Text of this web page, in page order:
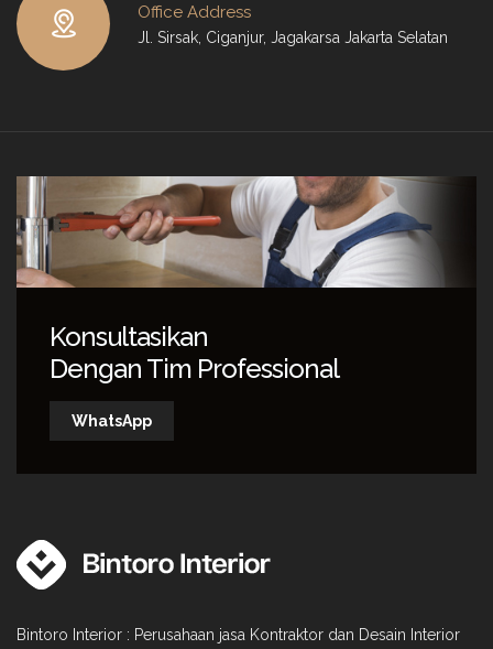
Office Address
Jl. Sirsak, Ciganjur, Jagakarsa Jakarta Selatan
Konsultasikan
Dengan Tim Professional
WhatsApp
Bintoro Interior : Perusahaan jasa Kontraktor dan Desain Interior